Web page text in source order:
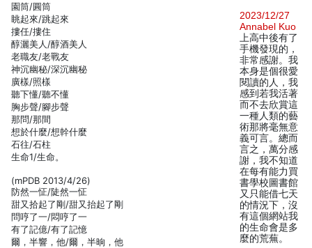
園筒/圓筒
眺起來/跳起來
摟任/摟住
醇灑美人/醇酒美人
老職友/老戰友
神沉幽秘/深沉幽秘
廣樣/照樣
聽下懂/聽不懂
胸步聲/腳步聲
那問/那間
想於什麼/想幹什麼
石往/石柱
生命1/生命。
(mPDB 2013/4/26)
防然一怔/陡然一怔
甜又拾起了剛/甜又抬起了剛
問哼了一/悶哼了一
有了記億/有了記憶
爾，半響，他/爾，半晌，他
2023/12/27
Annabel Kuo
上高中後有了
手機發現的，
非常感謝。我
本身是個很愛
閱讀的人，我
感到若我活著
而不去欣賞這
一種人類的藝
術那將毫無意
義可言。總而
言之，萬分感
謝，我不知道
在每有能力買
書學校圖書館
又只能借七天
的情況下，沒
有這個網站我
的生命會是多
麼的荒蕪。